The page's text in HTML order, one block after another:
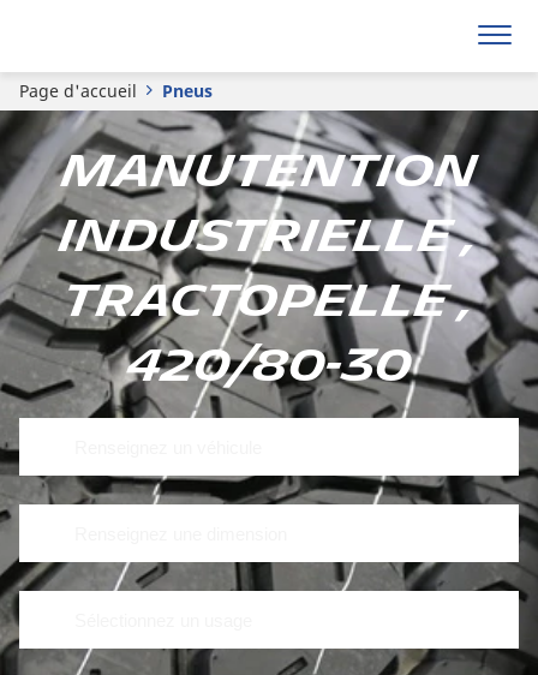
Page d'accueil Pneus
Manutention
Industrielle ,
Tractopelle ,
420/80-30